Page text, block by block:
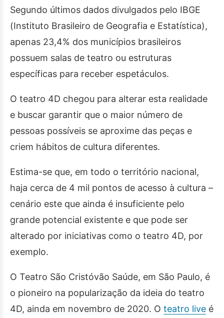
Segundo últimos dados divulgados pelo IBGE
(Instituto Brasileiro de Geografia e Estatística),
apenas 23,4% dos municípios brasileiros
possuem salas de teatro ou estruturas
específicas para receber espetáculos.
O teatro 4D chegou para alterar esta realidade
e buscar garantir que o maior número de
pessoas possíveis se aproxime das peças e
criem hábitos de cultura diferentes.
Estima-se que, em todo o território nacional,
haja cerca de 4 mil pontos de acesso à cultura –
cenário este que ainda é insuficiente pelo
grande potencial existente e que pode ser
alterado por iniciativas como o teatro 4D, por
exemplo.
O Teatro São Cristóvão Saúde, em São Paulo, é
o pioneiro na popularização da ideia do teatro
4D, ainda em novembro de 2020. O teatro live é